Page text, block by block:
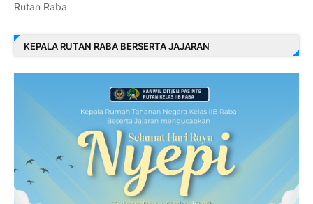
Rutan Raba
KEPALA RUTAN RABA BERSERTA JAJARAN